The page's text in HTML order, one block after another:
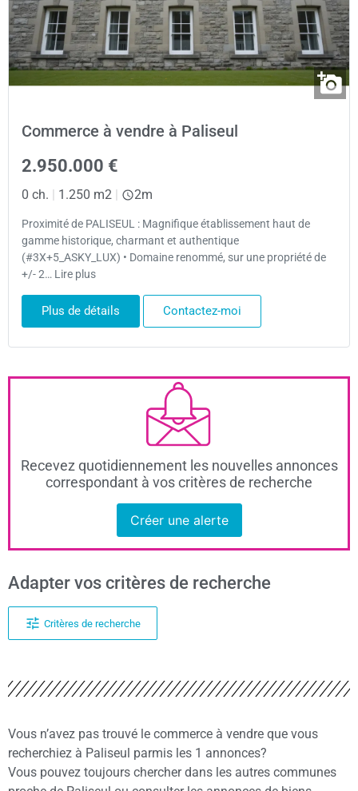
Commerce à vendre à Paliseul
2.950.000 €
0 ch. | 1.250 m2 | 2m
Proximité de PALISEUL : Magnifique établissement haut de
gamme historique, charmant et authentique
(#3X+5_ASKY_LUX) • Domaine renommé, sur une propriété de
+/- 2… Lire plus
Plus de détails Contactez-moi
Recevez quotidiennement les nouvelles annonces
correspondant à vos critères de recherche
Créer une alerte
Adapter vos critères de recherche
Critères de recherche
Vous n’avez pas trouvé le commerce à vendre que vous
recherchiez à Paliseul parmis les 1 annonces?
Vous pouvez toujours chercher dans les autres communes